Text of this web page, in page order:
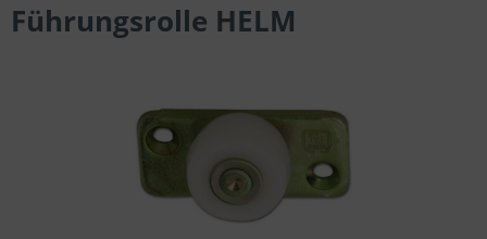
Führungsrolle HELM